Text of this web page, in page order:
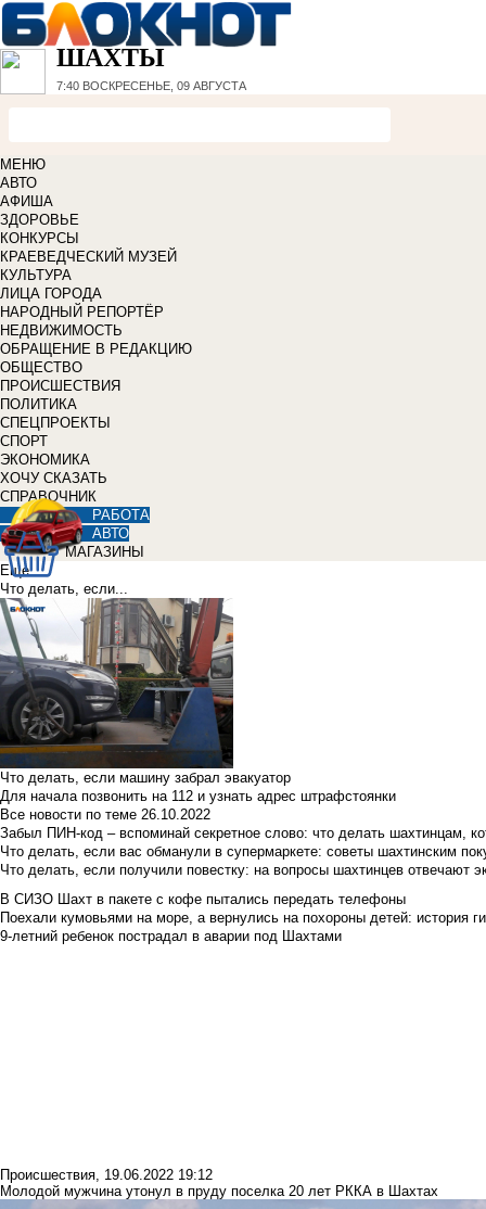
ШАХТЫ
7:40 ВОСКРЕСЕНЬЕ, 09 АВГУСТА
МЕНЮ
АВТО
АФИША
ЗДОРОВЬЕ
КОНКУРСЫ
КРАЕВЕДЧЕСКИЙ МУЗЕЙ
КУЛЬТУРА
ЛИЦА ГОРОДА
НАРОДНЫЙ РЕПОРТЁР
НЕДВИЖИМОСТЬ
ОБРАЩЕНИЕ В РЕДАКЦИЮ
ОБЩЕСТВО
ПРОИСШЕСТВИЯ
ПОЛИТИКА
СПЕЦПРОЕКТЫ
СПОРТ
ЭКОНОМИКА
ХОЧУ СКАЗАТЬ
СПРАВОЧНИК
РАБОТА
АВТО
МАГАЗИНЫ
Еще
Что делать, если...
Что делать, если машину забрал эвакуатор
Для начала позвонить на 112 и узнать адрес штрафстоянки
Все новости по теме 26.10.2022
Забыл ПИН-код – вспоминай секретное слово: что делать шахтинцам,
Что делать, если вас обманули в супермаркете: советы шахтинским
Что делать, если получили повестку: на вопросы шахтинцев отвечают
В СИЗО Шахт в пакете с кофе пытались передать телефоны
Поехали кумовьями на море, а вернулись на похороны детей: история
9-летний ребенок пострадал в аварии под Шахтами
Происшествия, 19.06.2022 19:12
Молодой мужчина утонул в пруду поселка 20 лет РККА в Шахтах